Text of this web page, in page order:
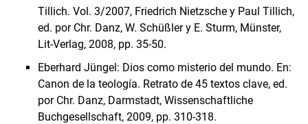
Tillich. Vol. 3/2007, Friedrich Nietzsche y Paul Tillich,
ed. por Chr. Danz, W. Schüßler y E. Sturm, Münster,
Lit-Verlag, 2008, pp. 35-50.
Eberhard Jüngel: Dios como misterio del mundo. En:
Canon de la teología. Retrato de 45 textos clave, ed.
por Chr. Danz, Darmstadt, Wissenschaftliche
Buchgesellschaft, 2009, pp. 310-318.